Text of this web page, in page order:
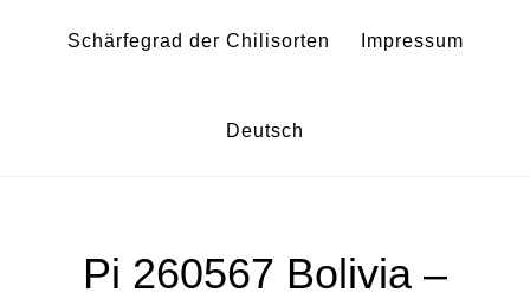
Schärfegrad der Chilisorten Impressum
Deutsch
Pi 260567 Bolivia –